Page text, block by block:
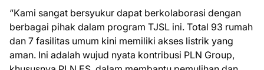
“Kami sangat bersyukur dapat berkolaborasi dengan
berbagai pihak dalam program TJSL ini. Total 93 rumah
dan 7 fasilitas umum kini memiliki akses listrik yang
aman. Ini adalah wujud nyata kontribusi PLN Group,